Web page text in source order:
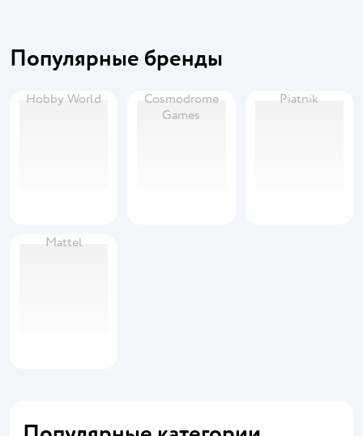
Популярные бренды
Hobby World
Cosmodrome
Games
Piatnik
Mattel